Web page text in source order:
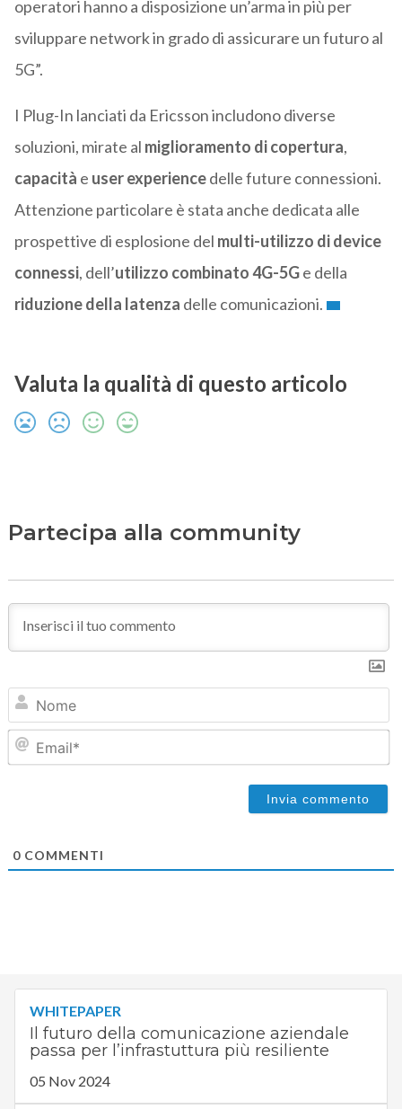
operatori hanno a disposizione un’arma in più per
sviluppare network in grado di assicurare un futuro al
5G”.
I Plug-In lanciati da Ericsson includono diverse
soluzioni, mirate al miglioramento di copertura,
capacità e user experiencedelle future connessioni.
Attenzione particolare è stata anche dedicata alle
prospettive di esplosione del multi-utilizzo di device
connessi, dell’utilizzo combinato 4G-5Ge della
riduzione della latenza delle comunicazioni.
Valuta la qualità di questo articolo
Partecipa alla community
0COMMENTI
WHITEPAPER
Il futuro della comunicazione aziendale
passa per l’infrastuttura più resiliente
05 Nov 2024